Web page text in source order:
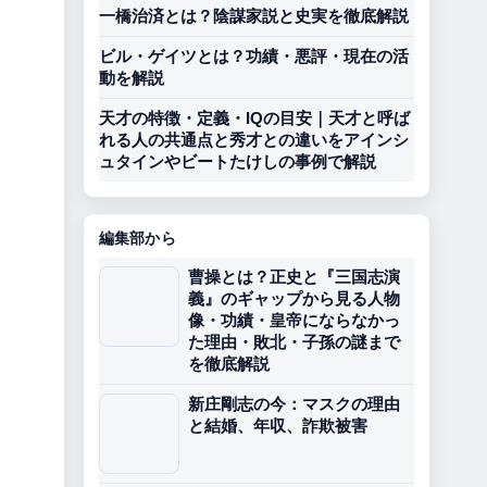
一橋治済とは？陰謀家説と史実を徹底解説
ビル・ゲイツとは？功績・悪評・現在の活
動を解説
天才の特徴・定義・IQの目安｜天才と呼ば
れる人の共通点と秀才との違いをアインシ
ュタインやビートたけしの事例で解説
編集部から
曹操とは？正史と『三国志演
義』のギャップから見る人物
像・功績・皇帝にならなかっ
た理由・敗北・子孫の謎まで
を徹底解説
新庄剛志の今：マスクの理由
と結婚、年収、詐欺被害